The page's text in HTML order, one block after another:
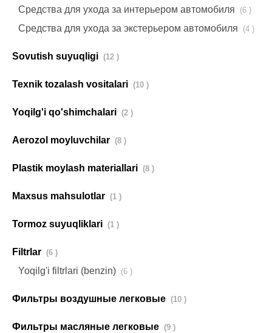
hamkorlik.
Средства для ухода за интерьером автомобиля (6 )
Средства для ухода за экстерьером автомобиля (4 )
Sovutish suyuqligi (12 )
Texnik tozalash vositalari (10 )
Yoqilg'i qo'shimchalari (2 )
Aerozol moyluvchilar (8 )
Plastik moylash materiallari (8 )
Maxsus mahsulotlar (1 )
Tormoz suyuqliklari (1 )
Filtrlar (6 )
Yoqilg'i filtrlari (benzin) (6 )
Фильтры воздушные легковые (10 )
Фильтры масляные легковые (9 )